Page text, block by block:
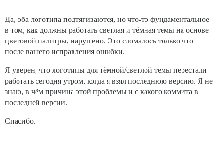
Да, оба логотипа подтягиваются, но что-то фундаментальное
в том, как должны работать светлая и тёмная темы на основе
цветовой палитры, нарушено. Это сломалось только что
после вашего исправления ошибки.
Я уверен, что логотипы для тёмной/светлой темы перестали
работать сегодня утром, когда я взял последнюю версию. Я не
знаю, в чём причина этой проблемы и с какого коммита в
последней версии.
Спасибо.